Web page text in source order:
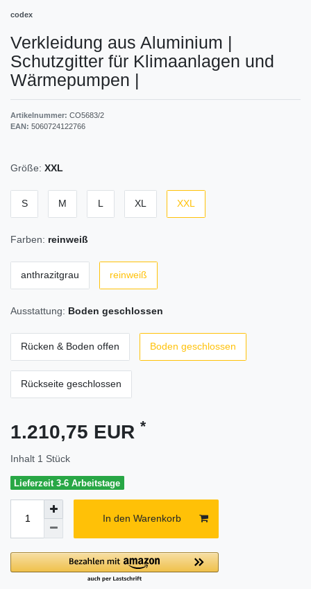
codex
Verkleidung aus Aluminium |
Schutzgitter für Klimaanlagen und
Wärmepumpen |
Artikelnummer: CO5683/2
EAN: 5060724122766
Größe: XXL
S M L XL XXL
Farben: reinweiß
anthrazitgrau reinweiß
Ausstattung: Boden geschlossen
Rücken & Boden offen Boden geschlossen
Rückseite geschlossen
1.210,75 EUR *
Inhalt 1 Stück
Lieferzeit 3-6 Arbeitstage
In den Warenkorb